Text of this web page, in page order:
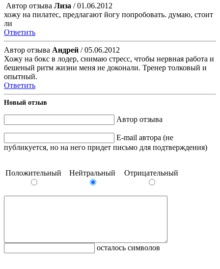
Автор отзыва Лиза / 01.06.2012
хожу на пилатес, предлагают йогу попробовать. думаю, стоит
ли
Ответить
Автор отзыва Андрей / 05.06.2012
Хожу на бокс в лодер, снимаю стресс, чтобы нервная работа и
бешеный ритм жизни меня не доконали. Тренер толковый и
опытный.
Ответить
Новый отзыв
Автор отзыва
E-mail автора (не
публикуется, но на него придет письмо для подтверждения)
Положительный Нейтральный Отрицательный
осталось символов